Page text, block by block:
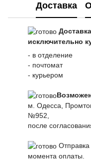
Доставка
исключительно
- в отделение
- почтомат
- курьером
м. Одесса,
№952,
после
момента оплаты.